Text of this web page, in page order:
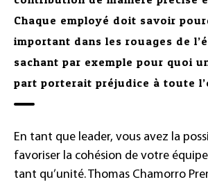
Chaque employé doit savoir
important dans les rouages de
sachant par exemple pour quoi
part porterait préjudice à toute
En tant que leader, vous avez la
favoriser la cohésion de votre
tant qu’unité. Thomas Chamorro